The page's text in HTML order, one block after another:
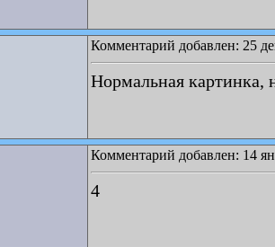
Комментарий добавлен: 25
Нормальная картинка,
Комментарий добавлен: 14
4